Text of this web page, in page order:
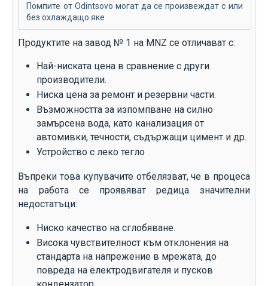
Помпите от Odintsovo могат да се произвеждат с или
без охлаждащо яке
Продуктите на завод № 1 на MNZ се отличават с:
Най-ниската цена в сравнение с други
производители.
Ниска цена за ремонт и резервни части.
Възможността за изпомпване на силно
замърсена вода, като канализация от
автомивки, течности, съдържащи цимент и др.
Устройство с леко тегло
Въпреки това купувачите отбелязват, че в процеса
на работа се проявяват редица значителни
недостатъци:
Ниско качество на сглобяване.
Висока чувствителност към отклонения на
стандарта на напрежение в мрежата, до
повреда на електродвигателя и пусков